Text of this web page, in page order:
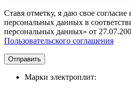
Ставя отметку, я даю свое
персональных данных в
персональных данных» от
Пользовательского соглашения
Отправить
Марки электроплит: